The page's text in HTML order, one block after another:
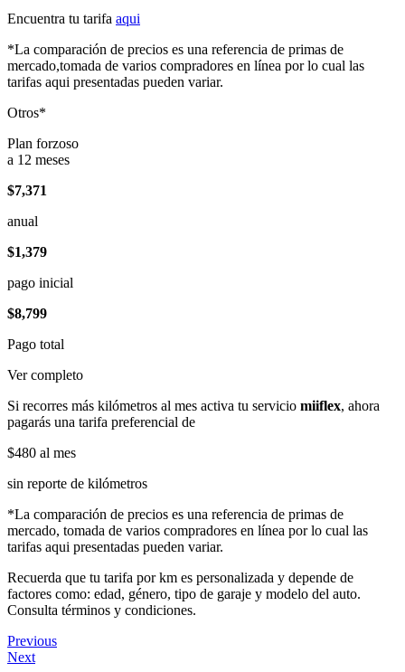
Encuentra tu tarifa aqui
*La comparación de precios es una referencia de primas de
mercado,tomada de varios compradores en línea por lo cual las
tarifas aqui presentadas pueden variar.
Otros*
Plan forzoso
a 12 meses
$7,371
anual
$1,379
pago inicial
$8,799
Pago total
Ver completo
Si recorres más kilómetros al mes activa tu servicio miiflex, ahora
pagarás una tarifa preferencial de
$480 al mes
sin reporte de kilómetros
*La comparación de precios es una referencia de primas de
mercado, tomada de varios compradores en línea por lo cual las
tarifas aqui presentadas pueden variar.
Recuerda que tu tarifa por km es personalizada y depende de
factores como: edad, género, tipo de garaje y modelo del auto.
Consulta términos y condiciones.
Previous
Next